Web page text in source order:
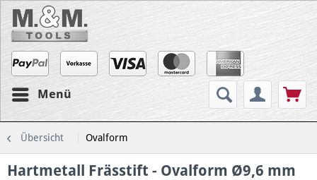
Menü
Übersicht Ovalform
Hartmetall Frässtift - Ovalform Ø9,6 mm